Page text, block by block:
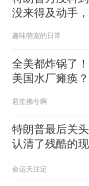
没来得及动手
趣味萌宠的日常
全美都炸锅了
美国水厂瘫痪
君笙拂兮啊
特朗普最后关
认清了残酷的
命运天注定